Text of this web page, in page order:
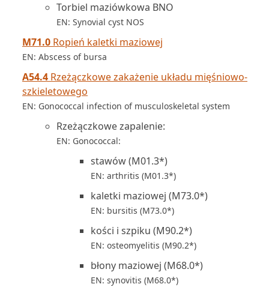
Torbiel maziówkowa BNO
EN: Synovial cyst NOS
M71.0 Ropień kaletki maziowej
EN: Abscess of bursa
A54.4 Rzeżączkowe zakażenie układu mięśniowo-
szkieletowego
EN: Gonococcal infection of musculoskeletal system
Rzeżączkowe zapalenie:
EN: Gonococcal:
stawów (M01.3*)
EN: arthritis (M01.3*)
kaletki maziowej (M73.0*)
EN: bursitis (M73.0*)
kości i szpiku (M90.2*)
EN: osteomyelitis (M90.2*)
błony maziowej (M68.0*)
EN: synovitis (M68.0*)